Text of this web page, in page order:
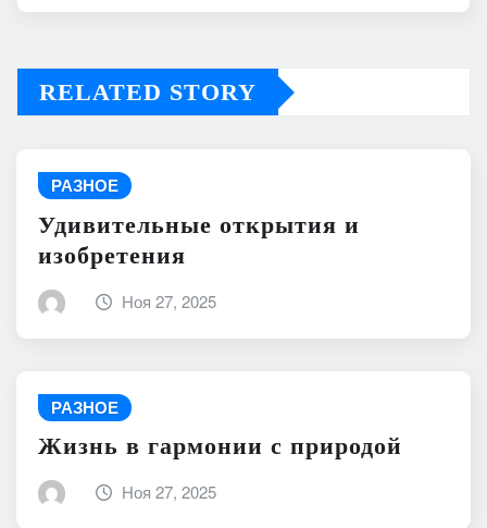
RELATED STORY
РАЗНОЕ
Удивительные открытия и
изобретения
Ноя 27, 2025
РАЗНОЕ
Жизнь в гармонии с природой
Ноя 27, 2025